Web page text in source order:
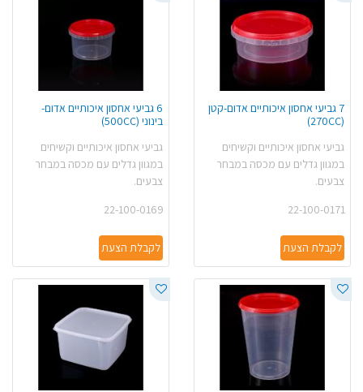
7 גביעי אחסון איכותיים אדום-קטן
(270CC)
גביעי אחסון איכותיים וקשיחים
במגוון גדלים עם מכסה במבחר
צבעים.
22-100-0171
לקבלת הצעת
6 גביעי אחסון איכותיים אדום-
בינוני (500CC)
גביעי אחסון איכותיים וקשיחים
במגוון גדלים עם מכסה במבחר
צבעים.
22-100-0169
לקבלת הצעת